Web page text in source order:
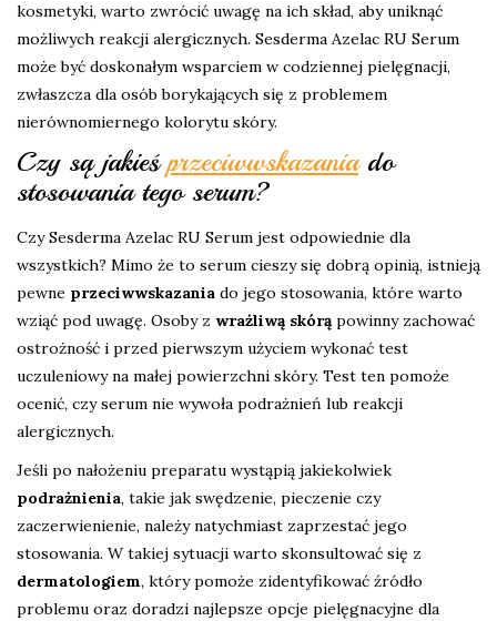
kosmetyki, warto zwrócić uwagę na ich skład, aby uniknąć
możliwych reakcji alergicznych. Sesderma Azelac RU Serum
może być doskonałym wsparciem w codziennej pielęgnacji,
zwłaszcza dla osób borykających się z problemem
nierównomiernego kolorytu skóry.
Czy są jakieśprzeciwwskazaniado
stosowania tego serum?
Czy Sesderma Azelac RU Serum jest odpowiednie dla
wszystkich? Mimo że to serum cieszy się dobrą opinią, istnieją
pewne przeciwwskazania do jego stosowania, które warto
wziąć pod uwagę. Osoby z wrażliwą skórąpowinny zachować
ostrożność i przed pierwszym użyciem wykonać test
uczuleniowy na małej powierzchni skóry. Test ten pomoże
ocenić, czy serum nie wywoła podrażnień lub reakcji
alergicznych.
Jeśli po nałożeniu preparatu wystąpią jakiekolwiek
podrażnienia, takie jak swędzenie, pieczenie czy
zaczerwienienie, należy natychmiast zaprzestać jego
stosowania. W takiej sytuacji warto skonsultować się z
dermatologiem, który pomoże zidentyfikować źródło
problemu oraz doradzi najlepsze opcje pielęgnacyjne dla